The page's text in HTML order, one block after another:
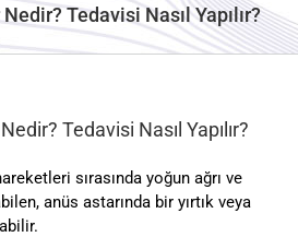
Tedavisi Nasıl Yapılır?
Tedavisi Nasıl Yapılır?
sırasında yoğun ağrı ve
anüs astarında bir yırtık veya